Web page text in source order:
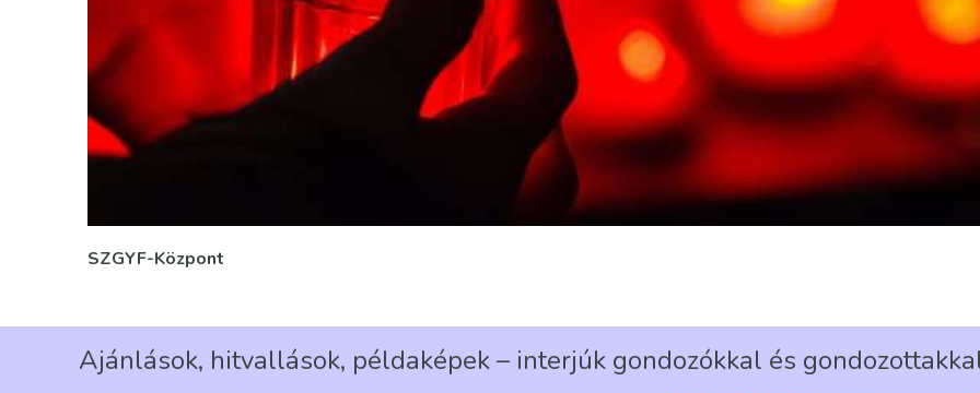
SZGYF-Központ
Ajánlások, hitvallások, példaképek – interjúk gondozókkal és